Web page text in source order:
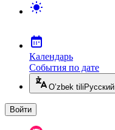
Календарь
События по дате
O’zbek tili Русский
Войти